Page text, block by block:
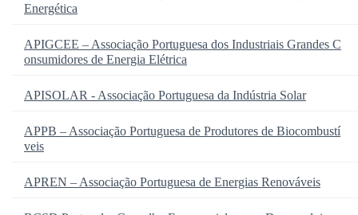
Energética
APIGCEE – Associação Portuguesa dos Industriais Grandes C
onsumidores de Energia Elétrica
APISOLAR - Associação Portuguesa da Indústria Solar
APPB – Associação Portuguesa de Produtores de Biocombustí
veis
APREN – Associação Portuguesa de Energias Renováveis